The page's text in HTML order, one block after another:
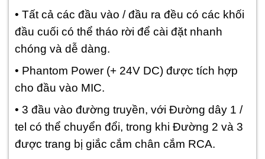
• Tất cả các đầu vào / đầu ra đều có các khối
đầu cuối có thể tháo rời để cài đặt nhanh
chóng và dễ dàng.
• Phantom Power (+ 24V DC) được tích hợp
cho đầu vào MIC.
• 3 đầu vào đường truyền, với Đường dây 1 /
tel có thể chuyển đổi, trong khi Đường 2 và 3
được trang bị giắc cắm chân cắm RCA.